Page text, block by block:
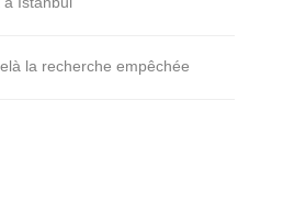
la recherche empêchée